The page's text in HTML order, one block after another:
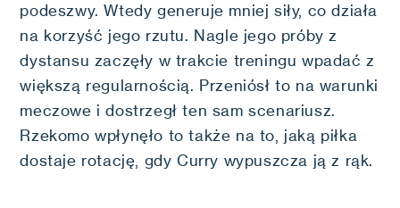
podeszwy. Wtedy generuje mniej siły, co działa
na korzyść jego rzutu. Nagle jego próby z
dystansu zaczęły w trakcie treningu wpadać z
większą regularnością. Przeniósł to na warunki
meczowe i dostrzegł ten sam scenariusz.
Rzekomo wpłynęło to także na to, jaką piłka
dostaje rotację, gdy Curry wypuszcza ją z rąk.